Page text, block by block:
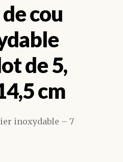
cou
de 5,
cm
inoxydable – 7